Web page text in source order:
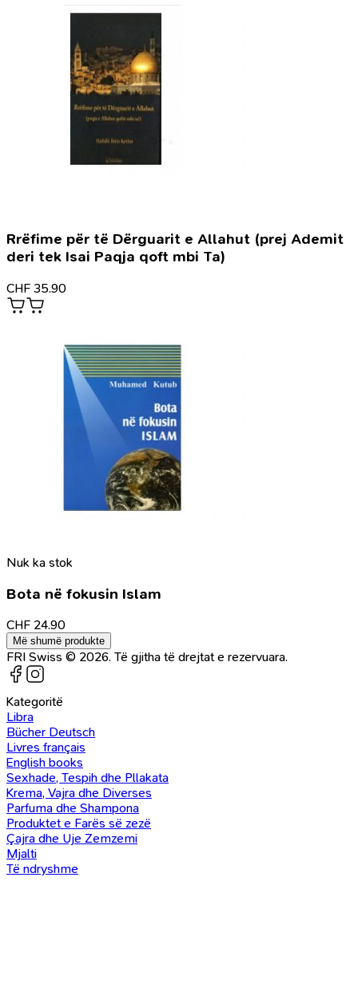
Rrëfime për të Dërguarit e Allahut (prej Ademit
deri tek Isai Paqja qoft mbi Ta)
CHF 35.90
Nuk ka stok
Bota në fokusin Islam
CHF 24.90
Më shumë produkte
FRI Swiss © 2026. Të gjitha të drejtat e rezervuara.
Kategoritë
Libra
Bücher Deutsch
Livres français
English books
Sexhade, Tespih dhe Pllakata
Krema, Vajra dhe Diverses
Parfuma dhe Shampona
Produktet e Farës së zezë
Çajra dhe Uje Zemzemi
Mjalti
Të ndryshme